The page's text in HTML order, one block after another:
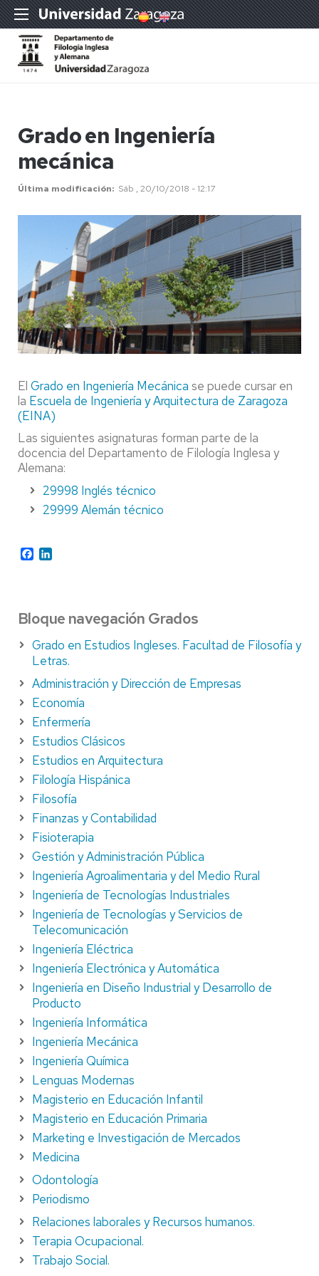
Grado en Ingeniería
mecánica
Última modificación Sáb , 20/10/2018 - 12:17
El Grado en Ingeniería Mecánica se puede cursar en
la Escuela de Ingeniería y Arquitectura de Zaragoza
(EINA)
Las siguientes asignaturas forman parte de la
docencia del Departamento de Filología Inglesa y
Alemana:
29998 Inglés técnico
29999 Alemán técnico
Facebook
Bloque navegación Grados
Grado en Estudios Ingleses. Facultad de Filosofía y
Letras.
Administración y Dirección de Empresas
Economía
Enfermería
Estudios Clásicos
Estudios en Arquitectura
Filología Hispánica
Filosofía
Finanzas y Contabilidad
Fisioterapia
Gestión y Administración Pública
Ingeniería Agroalimentaria y del Medio Rural
Ingeniería de Tecnologías Industriales
Ingeniería de Tecnologías y Servicios de
Telecomunicación
Ingeniería Eléctrica
Ingeniería Electrónica y Automática
Ingeniería en Diseño Industrial y Desarrollo de
Producto
Ingeniería Informática
Ingeniería Mecánica
Ingeniería Química
Lenguas Modernas
Magisterio en Educación Infantil
Magisterio en Educación Primaria
Marketing e Investigación de Mercados
Medicina
Odontología
Periodismo
Relaciones laborales y Recursos humanos.
Terapia Ocupacional.
Trabajo Social.